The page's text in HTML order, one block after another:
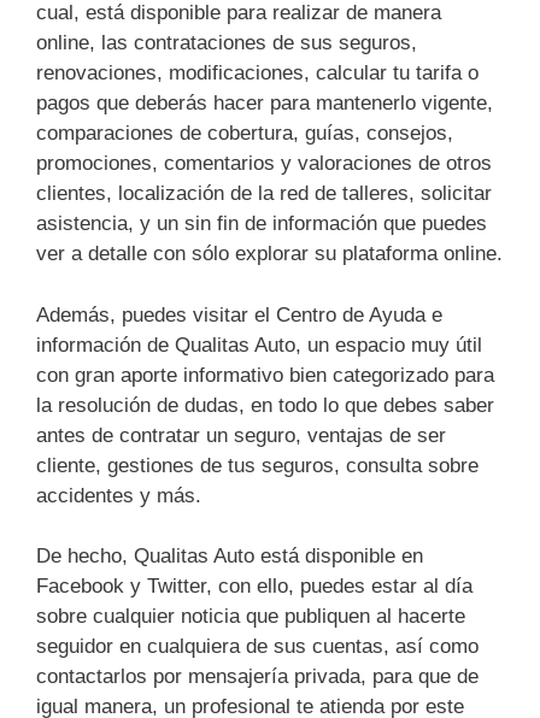
cual, está disponible para realizar de manera
online, las contrataciones de sus seguros,
renovaciones, modificaciones, calcular tu tarifa o
pagos que deberás hacer para mantenerlo vigente,
comparaciones de cobertura, guías, consejos,
promociones, comentarios y valoraciones de otros
clientes, localización de la red de talleres, solicitar
asistencia, y un sin fin de información que puedes
ver a detalle con sólo explorar su plataforma online.
Además, puedes visitar el Centro de Ayuda e
información de Qualitas Auto, un espacio muy útil
con gran aporte informativo bien categorizado para
la resolución de dudas, en todo lo que debes saber
antes de contratar un seguro, ventajas de ser
cliente, gestiones de tus seguros, consulta sobre
accidentes y más.
De hecho, Qualitas Auto está disponible en
Facebook y Twitter, con ello, puedes estar al día
sobre cualquier noticia que publiquen al hacerte
seguidor en cualquiera de sus cuentas, así como
contactarlos por mensajería privada, para que de
igual manera, un profesional te atienda por este